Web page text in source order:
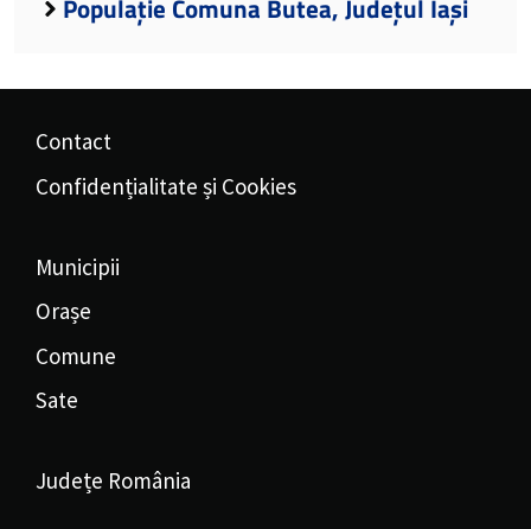
Populație Comuna Butea, Județul Iași
Contact
Confidențialitate și Cookies
Municipii
Orașe
Comune
Sate
Județe România